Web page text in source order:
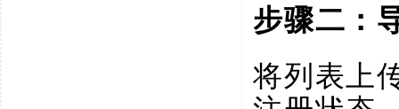
步骤二：
将列表上